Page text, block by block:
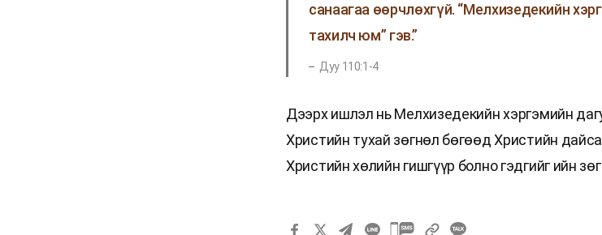
санаагаа өөрчлөхгүй. “Мелхизедекийн
тахилч юм” гэв.”
Дуу 110:1-4
Дээрх ишлэл нь Мелхизедекийн хэргэмийн
Христийн тухай зөгнөл бөгөөд Христийн
Христийн хөлийн гишгүүр болно гэдгийг ийн
카